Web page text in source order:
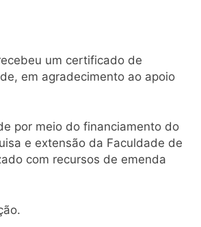
um certificado de
em agradecimento ao apoio
por meio do financiamento do
e extensão da Faculdade de
com recursos de emenda